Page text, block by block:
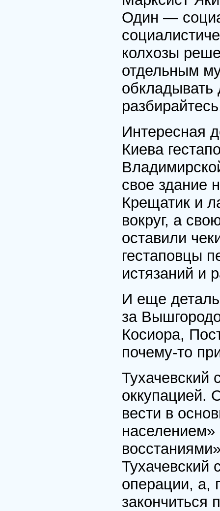
Один —
колхозы
отдельным
Интересная
Киева
свое здание
Крещатик и
вокруг, а
оставили
гестаповцы
истязаний и
И еще
за
Косиора,
почему-то
Тухачевский
оккупацией.
вести в
Тухачевский
операции, а,
закончиться